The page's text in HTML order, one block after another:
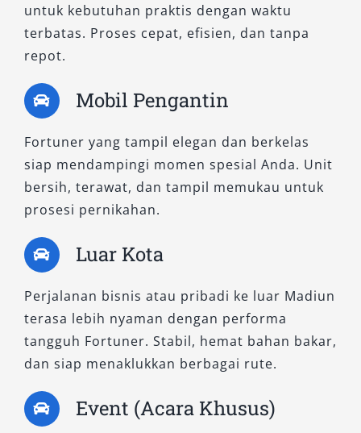
B. Tipe Fortuner 4×4 – Tangguh
dan Siap Menjelajah Segala Medan
1. Fortuner 2.8 VRZ 4×4 A/T Non RSE
daya jelajah lebih tinggi, tipe ini hadir dengan
sistem penggerak empat roda yang andal
untuk menghadapi rute pegunungan, daerah
proyek, atau akses jalan yang menantang.
Mesinnya yang bertenaga dipadukan dengan
kabin nyaman dan fitur keselamatan lengkap,
cocok untuk aktivitas luar kota maupun
kunjungan ke area industri terpencil.
2. Fortuner 2.8 VRZ 4×4 A/T
Varian ini menawarkan fitur lengkap, termasuk
Rear Seat Entertainment (RSE), menjadikannya
untuk kebutuhan praktis dengan waktu
terbatas. Proses cepat, efisien, dan tanpa
repot.
Mobil Pengantin
Fortuner yang tampil elegan dan berkelas
siap mendampingi momen spesial Anda. Unit
bersih, terawat, dan tampil memukau untuk
prosesi pernikahan.
Luar Kota
Perjalanan bisnis atau pribadi ke luar Madiun
terasa lebih nyaman dengan performa
tangguh Fortuner. Stabil, hemat bahan bakar,
dan siap menaklukkan berbagai rute.
Event (Acara Khusus)